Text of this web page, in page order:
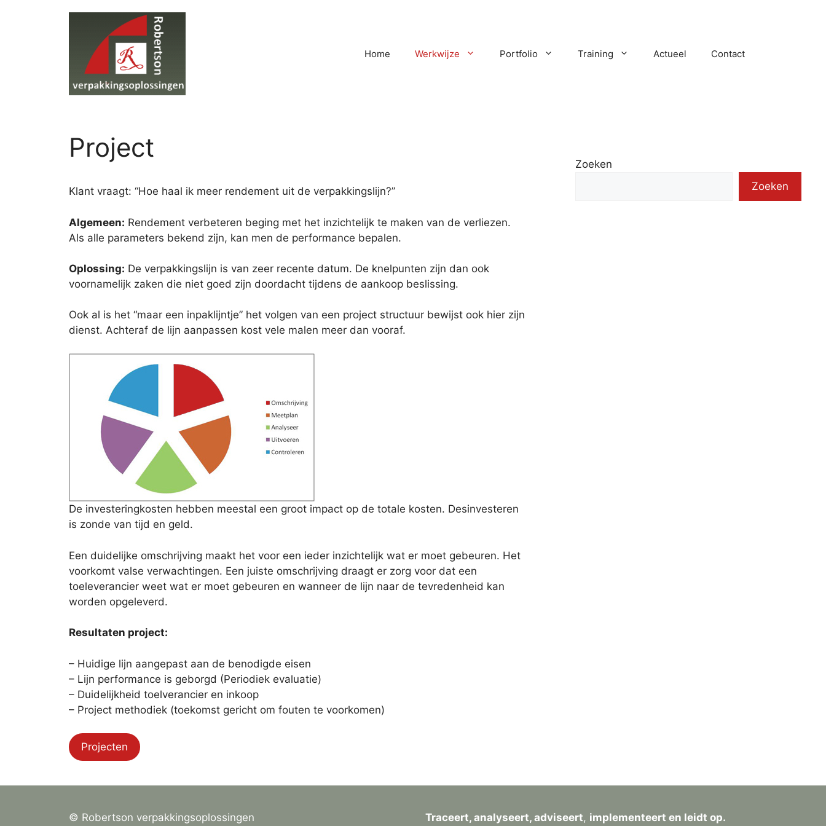
Home Werkwijze Portfolio Training Actueel Contact
Project
Klant vraagt: “Hoe haal ik meer rendement uit de verpakkingslijn?”
Algemeen: Rendement verbeteren beging met het inzichtelijk te maken van de verliezen.
Als alle parameters bekend zijn, kan men de performance bepalen.
Oplossing: De verpakkingslijn is van zeer recente datum. De knelpunten zijn dan ook
voornamelijk zaken die niet goed zijn doordacht tijdens de aankoop beslissing.
Ook al is het “maar een inpaklijntje” het volgen van een project structuur bewijst ook hier zijn
dienst. Achteraf de lijn aanpassen kost vele malen meer dan vooraf.
De investeringkosten hebben meestal een groot impact op de totale kosten. Desinvesteren
is zonde van tijd en geld.
Een duidelijke omschrijving maakt het voor een ieder inzichtelijk wat er moet gebeuren. Het
voorkomt valse verwachtingen. Een juiste omschrijving draagt er zorg voor dat een
toeleverancier weet wat er moet gebeuren en wanneer de lijn naar de tevredenheid kan
worden opgeleverd.
Resultaten project:
– Huidige lijn aangepast aan de benodigde eisen
– Lijn performance is geborgd (Periodiek evaluatie)
– Duidelijkheid toelverancier en inkoop
– Project methodiek (toekomst gericht om fouten te voorkomen)
Projecten
Zoeken
Zoeken
© Robertson verpakkingsoplossingen Traceert, analyseert, adviseert, implementeert en leidt op.